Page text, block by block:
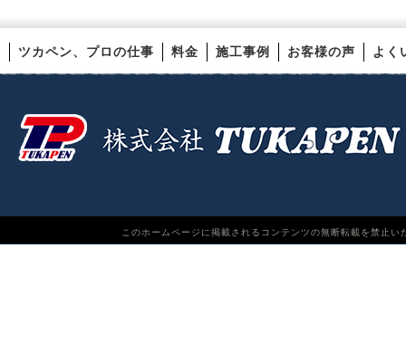
ツカペン、プロの仕事 料金 施工事例 お客様の声 よく
このホームページに掲載されるコンテンツの無断転載を禁